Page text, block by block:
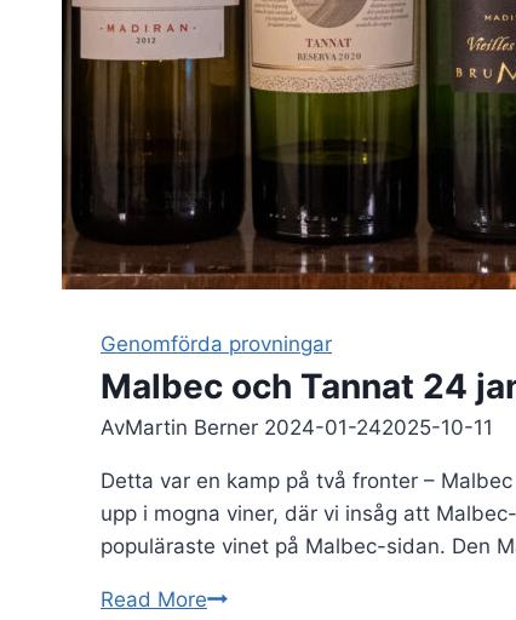
Genomförda provningar
Malbec och Tannat 24
AvMartin Berner 2024-01-242025-10-11
Detta var en kamp på två fronter –
upp i mogna viner, där vi insåg att
populäraste vinet på Malbec-sidan. Den
Read MoreMalbec